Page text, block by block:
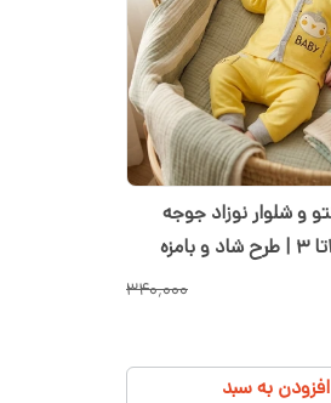
لباس نوزادی مانتو و شلوار نوزاد جوجه
رنگی زرد | سایز ۱تا ۳ | طرح شاد و بامزه
۳۴۰٬۰۰۰
افزودن به سبد